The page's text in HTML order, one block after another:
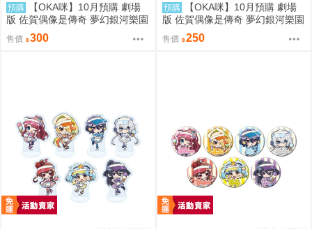
預購
【OKA咪】10月預購 劇場
版 佐賀偶像是傳奇 夢幻銀河樂園
｜壓克力卡片 02/盲抽(7種) 旗袍
泳裝ver. 隨機一款
售價 300
預購
【OKA咪】10月預購 劇場
版 佐賀偶像是傳奇 夢幻銀河樂園
｜徽章 03/盲抽(7種) 旗袍泳裝ve
r. 隨機一款
售價 250